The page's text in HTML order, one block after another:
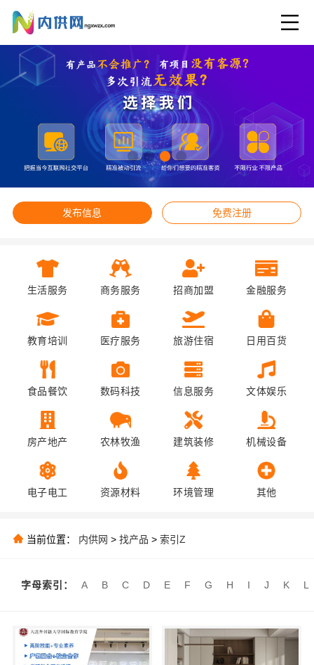
发布信息 免费注册
生活服务 商务服务 招商加盟 金融服务
教育培训 医疗服务 旅游住宿 日用百货
食品餐饮 数码科技 信息服务 文体娱乐
房产地产 农林牧渔 建筑装修 机械设备
电子电工 资源材料 环境管理 其他
当前位置： 内供网 > 找产品 > 索引Z
字母索引： A B C D E F G H I J K L